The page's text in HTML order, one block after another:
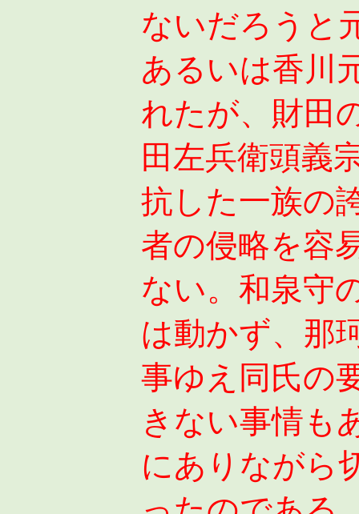
ないだろうと
あるいは香川
れたが、財田
田左兵衛頭義
抗した一族の
者の侵略を容
ない。和泉守
は動かず、那
事ゆえ同氏の
きない事情も
にありながら